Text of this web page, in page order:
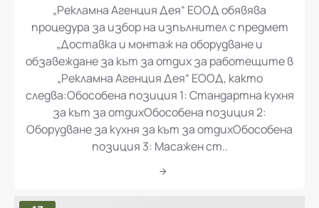
„Рекламна Агенция Дея“ ЕООД обявява
процедура за избор на изпълнител с предмет
„Доставка и монтаж на оборудване и
обзавеждане за кът за отдих за работещите в
„Рекламна Агенция Дея“ ЕООД, както
следва:Обособена позиция 1: Стандартна кухня
за кът за отдихОбособена позиция 2:
Оборудване за кухня за кът за отдихОбособена
позиция 3: Масажен ст..